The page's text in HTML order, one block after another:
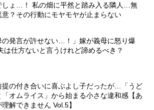
しょ…！ 私の畑に平然と踏み入る隣人…無
意？その行動にモヤモヤが止まらない
の発言が許せない…！」嫁が義母に怒り爆
は仕方ないと言うけれど諦めるべき？
提の付き合いに喜ぶよし子だったが…「うど
「オムライス」から始まる小さな違和感【あ
解できません Vol.5】